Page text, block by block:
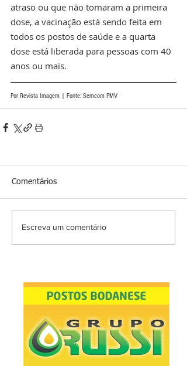
atraso ou que não tomaram a primeira
dose, a vacinação está sendo feita em
todos os postos de saúde e a quarta
dose está liberada para pessoas com 40
anos ou mais.
Por Revista Imagem | Fonte: Semcom PMV
Comentários
Escreva um comentário